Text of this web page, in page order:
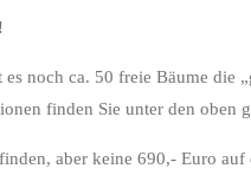
noch ca. 50 freie Bäume die
finden Sie unter den oben
aber keine 690,- Euro